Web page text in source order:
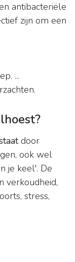
antibacteriële
zijn om een
...
door
ook wel
je keel'. De
verkoudheid,
stress,